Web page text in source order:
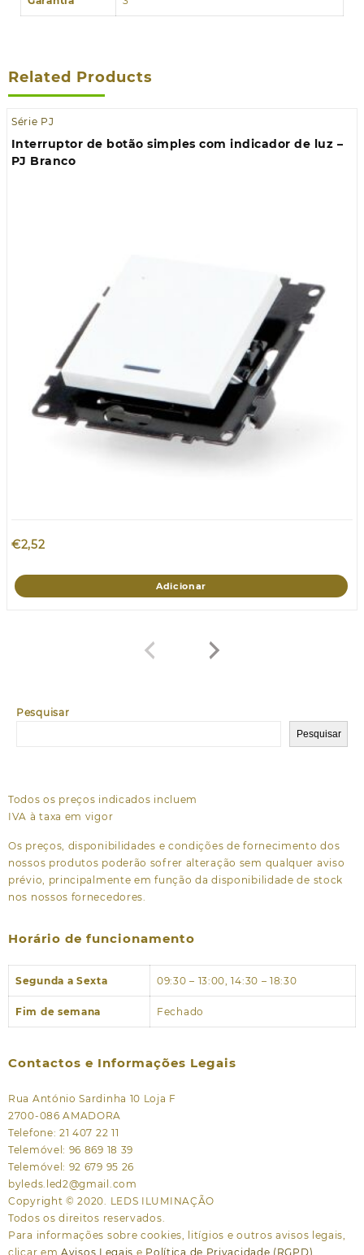
Pesquisar
Pesquisar
Related Products
Série PJ
Interruptor de botão simples com indicador de luz –
PJ Branco
€2,52
Adicionar
Todos os preços indicados incluem
IVA à taxa em vigor
Os preços, disponibilidades e condições de fornecimento dos
nossos produtos poderão sofrer alteração sem qualquer aviso
prévio, principalmente em função da disponibilidade de stock
nos nossos fornecedores.
Horário de funcionamento
Segunda a Sexta 09:30 – 13:00, 14:30 – 18:30
Fim de semana Fechado
Contactos e Informações Legais
Rua António Sardinha 10 Loja F
2700-086 AMADORA
Telefone: 21 407 22 11
Telemóvel: 96 869 18 39
Telemóvel: 92 679 95 26
byleds.led2@gmail.com
Copyright © 2020. LEDS ILUMINAÇÃO
Todos os direitos reservados.
Para informações sobre cookies, litígios e outros avisos legais,
clicar em Avisos Legais e Política de Privacidade (RGPD)